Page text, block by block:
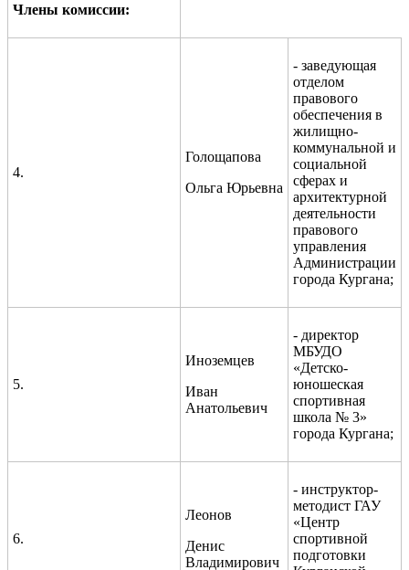
Члены комиссии:
4.
Голощапова
Ольга Юрьевна
- заведующая
отделом
правового
обеспечения в
жилищно-
коммунальной и
социальной
сферах и
архитектурной
деятельности
правового
управления
Администрации
города Кургана;
5.
Иноземцев
Иван
Анатольевич
- директор
МБУДО
«Детско-
юношеская
спортивная
школа № 3»
города Кургана;
6.
Леонов
Денис
Владимирович
- инструктор-
методист ГАУ
«Центр
спортивной
подготовки